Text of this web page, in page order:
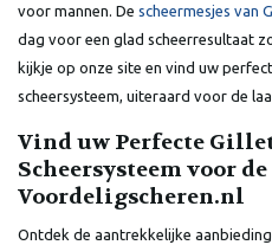
voor mannen. De scheermesjes van
dag voor een glad scheerresultaat
kijkje op onze site en vind uw
scheersysteem, uiteraard voor de
Vind uw Perfecte
Scheersysteem voor
Voordeligscheren.nl
Ontdek de aantrekkelijke